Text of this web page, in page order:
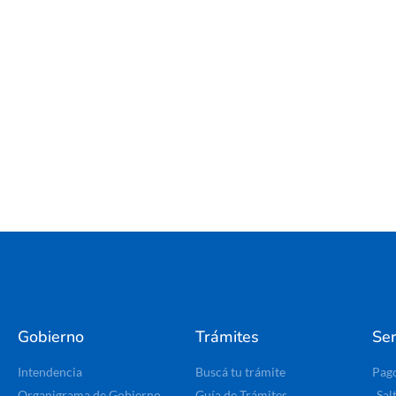
Gobierno
Intendencia
Trámites
Buscá tu trámite